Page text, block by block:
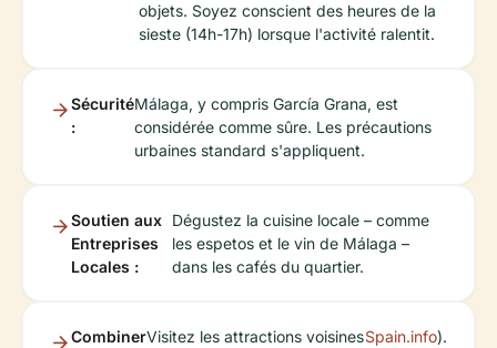
objets. Soyez conscient des heures de la
sieste (14h-17h) lorsque l'activité ralentit.
Sécurité
:
Málaga, y compris García Grana, est
considérée comme sûre. Les précautions
urbaines standard s'appliquent.
Soutien aux
Entreprises
Locales :
Dégustez la cuisine locale – comme
les espetos et le vin de Málaga –
dans les cafés du quartier.
CombinerVisitez les attractions voisinesSpain.info).